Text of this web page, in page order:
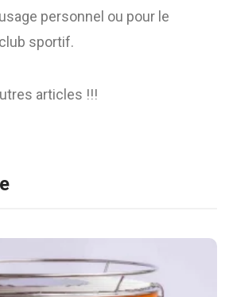
personnel ou pour le
sportif.
articles !!!